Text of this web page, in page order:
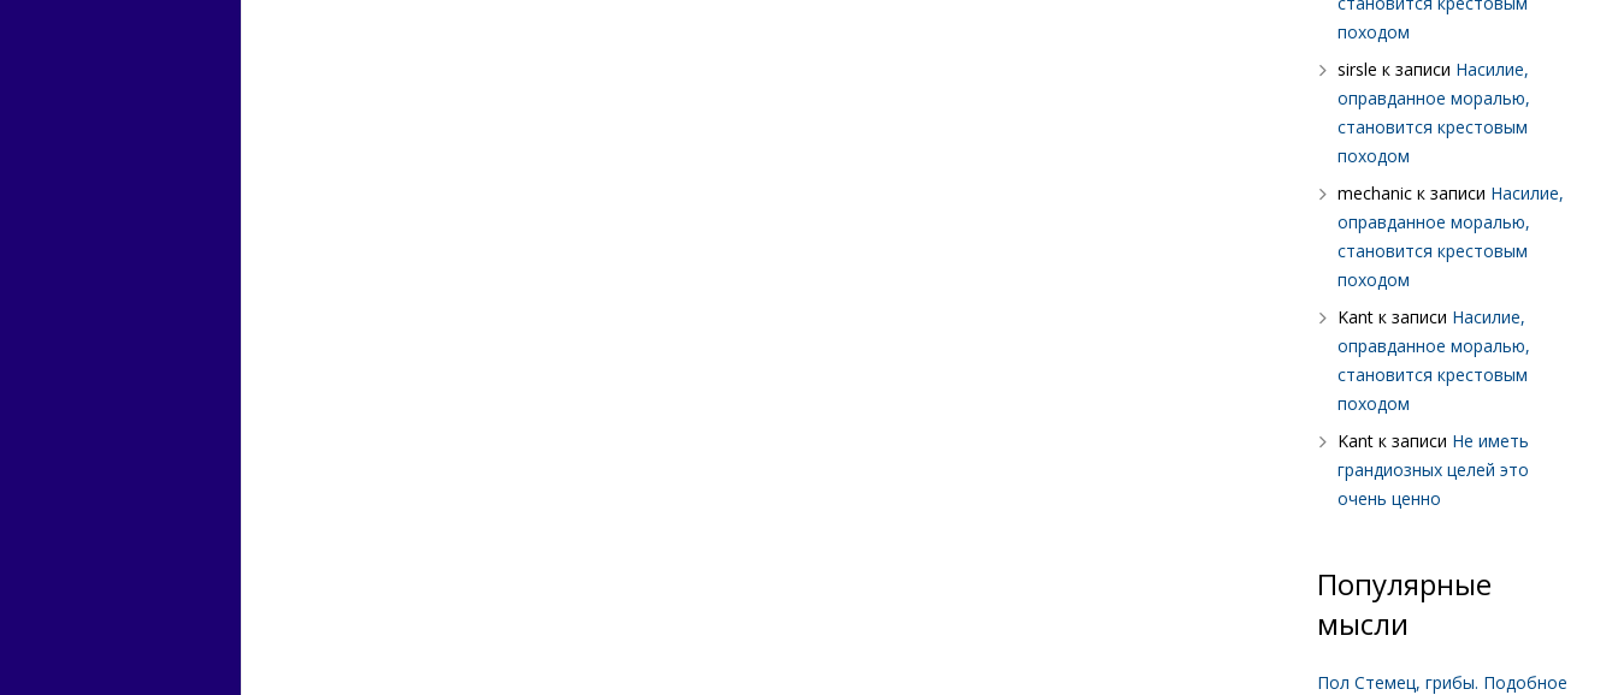
походом
sirsle к записи Насилие,
оправданное моралью,
становится крестовым
походом
mechanic к записи Насилие,
оправданное моралью,
становится крестовым
походом
Kant к записи Насилие,
оправданное моралью,
становится крестовым
походом
Kant к записи Не иметь
грандиозных целей это
очень ценно
Популярные
мысли
Пол Стемец, грибы. Подобное